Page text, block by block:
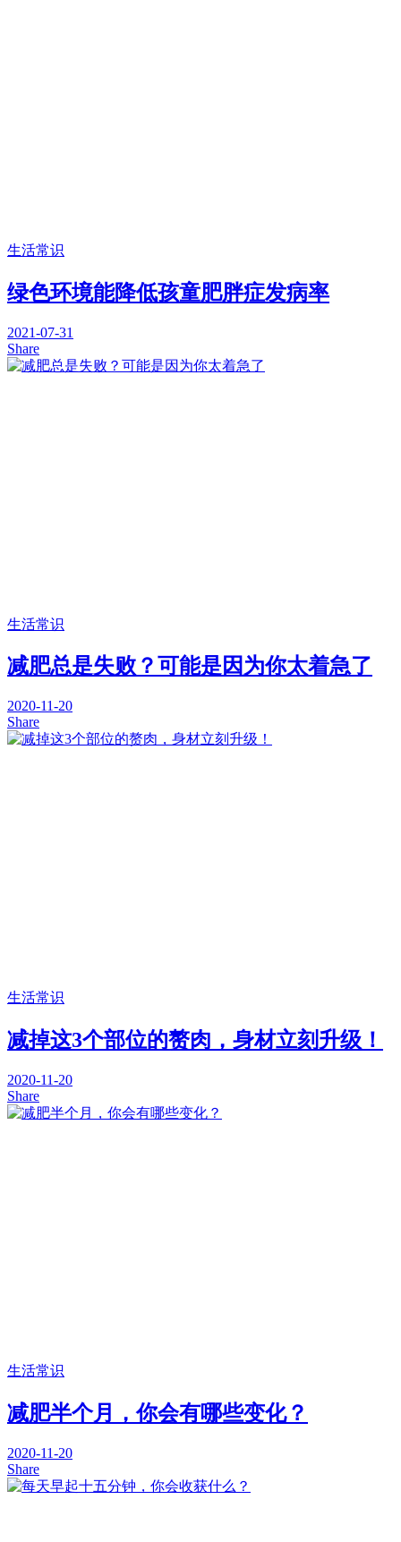
生活常识
绿色环境能降低孩童肥胖症发病率
2021-07-31
Share
生活常识
减肥总是失败？可能是因为你太着急了
2020-11-20
Share
生活常识
减掉这3个部位的赘肉，身材立刻升级！
2020-11-20
Share
生活常识
减肥半个月，你会有哪些变化？
2020-11-20
Share